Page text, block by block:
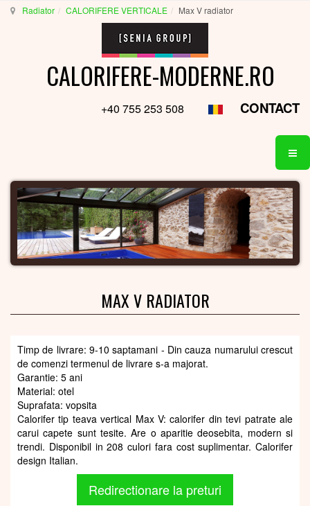
Radiator CALORIFERE VERTICALE Max V radiator
CALORIFERE-MODERNE.RO
+40 755 253 508 CONTACT
MAX V RADIATOR
Timp de livrare: 9-10 saptamani - Din cauza numarului crescut
de comenzi termenul de livrare s-a majorat.
Garantie: 5 ani
Material: otel
Suprafata: vopsita
Calorifer tip teava vertical Max V: calorifer din tevi patrate ale
carui capete sunt tesite. Are o aparitie deosebita, modern si
trendi. Disponibil in 208 culori fara cost suplimentar. Calorifer
design Italian.
Redirectionare la preturi